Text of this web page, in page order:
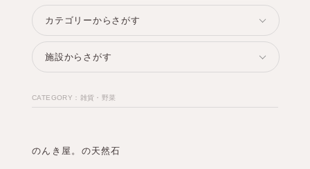
CATEGORY：雑貨・野菜
のんき屋。の天然石